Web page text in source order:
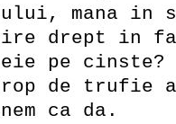
mana in
drept in
pe cinste?
de trufie
ca da.